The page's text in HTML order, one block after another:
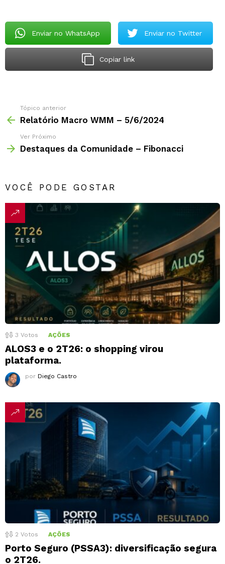
Enviar no WhatsApp Enviar no Twitter
Copiar link
Tópico anterior
Relatório Macro WMM – 5/6/2024
Ver Próximo
Destaques da Comunidade – Fibonacci
VOCÊ PODE GOSTAR
3 Votos AÇÕES
ALOS3 e o 2T26: o shopping virou
plataforma.
por Diego Castro
2 Votos AÇÕES
Porto Seguro (PSSA3): diversificação segura
o 2T26.